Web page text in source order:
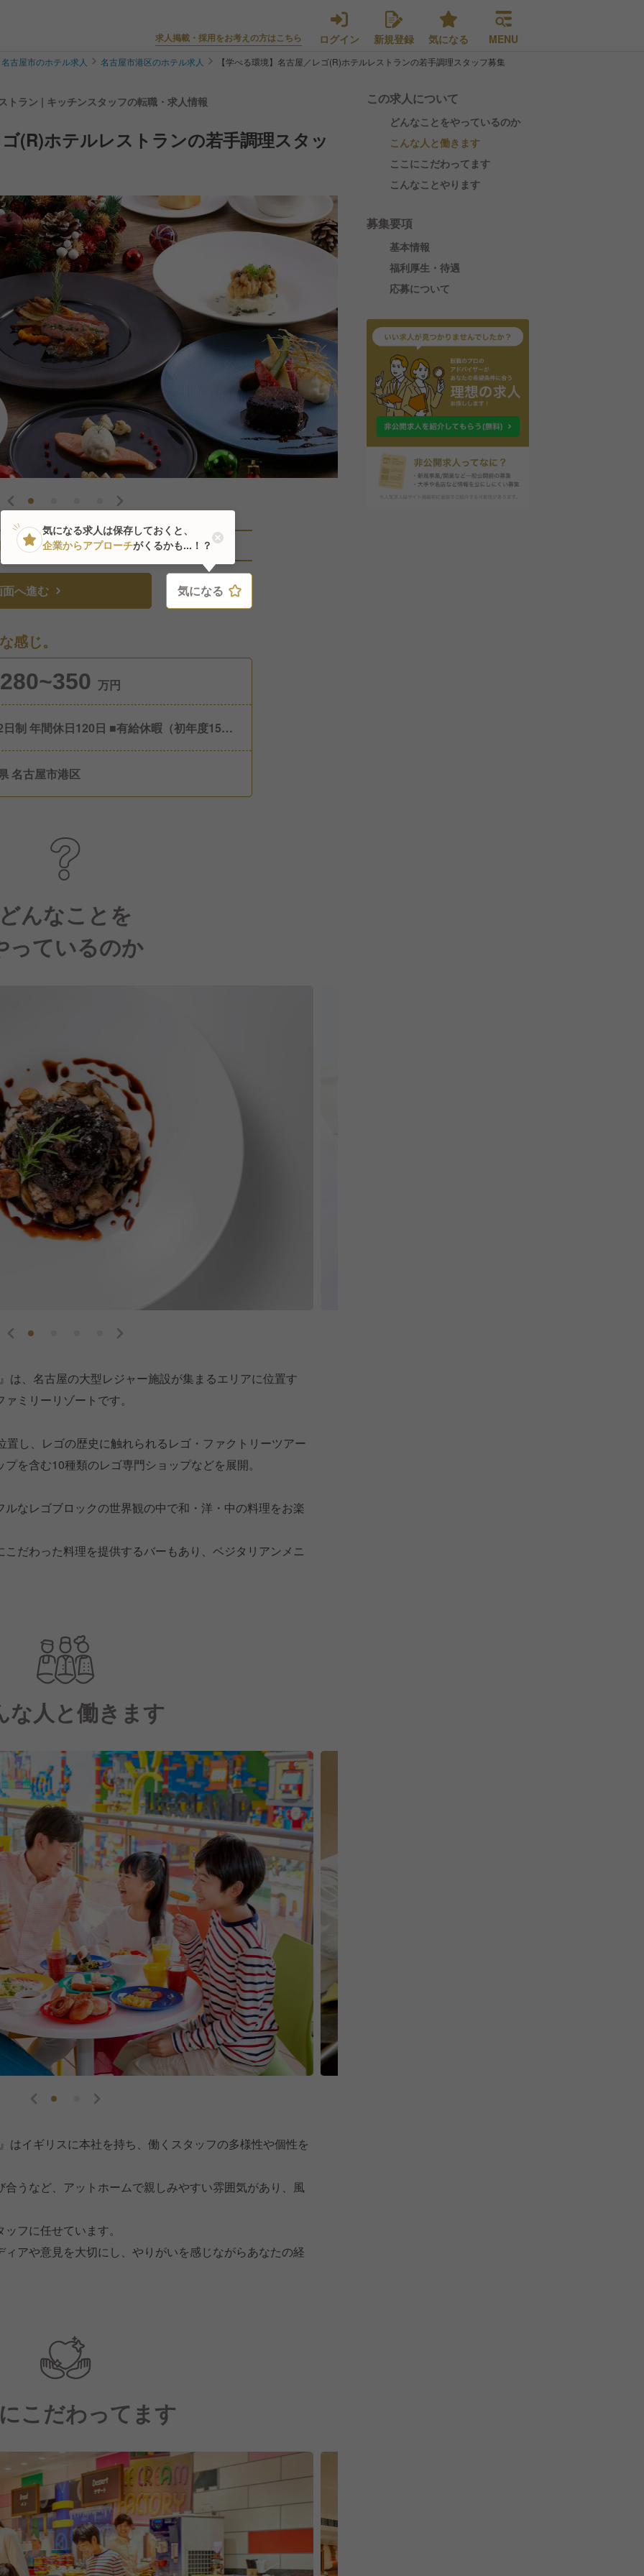
求人掲載・採用をお考えの方はこちら ログイン 新規登録 気になる MENU
名古屋市のホテル求人 名古屋市港区のホテル求人 【学べる環境】名古屋／レゴ(R)ホテルレストランの若手調理スタッフ募集
ラン | キッチンスタッフの転職・求人情報
(R)ホテルレストランの若手調理スタッ
近1人がこの求人を検討中
へ進む 気になる
感じ。
280~350 万円
年間休日120日 ■有給休暇（初年度15
名古屋市港区
んなことを
っているのか
は、名古屋の大型レジャー施設が集まるエリアに位置す
ミリーリゾートです。
し、レゴの歴史に触れられるレゴ・ファクトリーツアー
を含む10種類のレゴ専門ショップなどを展開。
なレゴブロックの世界観の中で和・洋・中の料理をお楽
だわった料理を提供するバーもあり、ベジタリアンメニ
な人と働きます
はイギリスに本社を持ち、働くスタッフの多様性や個性を
うなど、アットホームで親しみやすい雰囲気があり、風
フに任せています。
アや意見を大切にし、やりがいを感じながらあなたの経
こだわってます
この求人について
どんなことをやっているのか
こんな人と働きます
ここにこだわってます
こんなことやります
募集要項
基本情報
福利厚生・待遇
応募について
気になる
気になる求人は保存しておくと、
企業からアプローチがくるかも...！？